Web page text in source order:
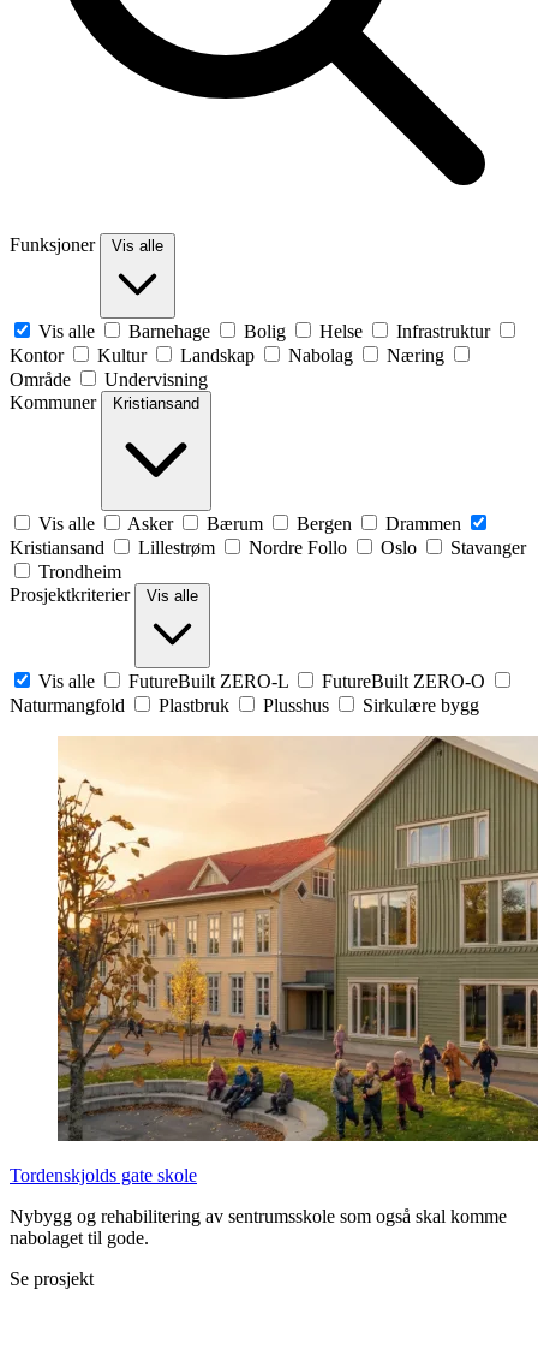
Funksjoner Vis alle
Vis alle Barnehage Bolig Helse
Infrastruktur
Kontor
Kultur Landskap Nabolag
Næring
Område
Undervisning
Kommuner
Kristiansand
Vis alle Asker Bærum Bergen
Drammen
Kristiansand
Lillestrøm Nordre Follo Oslo
Stavanger
Trondheim
Prosjektkriterier
Vis alle
Vis alle FutureBuilt ZERO-L
FutureBuilt ZERO-O
Naturmangfold
Plastbruk Plusshus Sirkulære bygg
Tordenskjolds gate skole
Nybygg og rehabilitering av sentrumsskole som også skal komme
nabolaget til gode.
Se prosjekt